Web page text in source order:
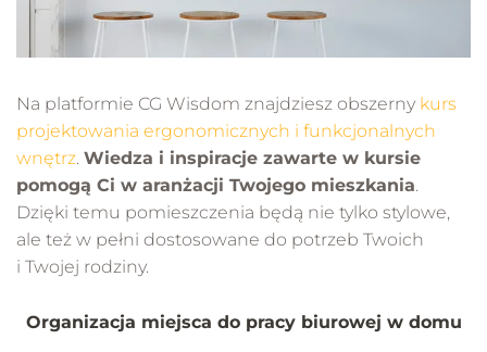
Na platformie CG Wisdom znajdziesz obszerny kurs
projektowania ergonomicznych i funkcjonalnych
wnętrz. Wiedza i inspiracje zawarte w kursie
pomogą Ci w aranżacji Twojego mieszkania.
Dzięki temu pomieszczenia będą nie tylko stylowe,
ale też w pełni dostosowane do potrzeb Twoich
i Twojej rodziny.
Organizacja miejsca do pracy biurowej w domu